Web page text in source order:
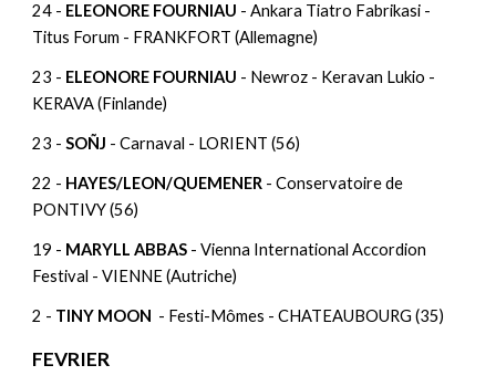
24 - ELEONORE FOURNIAU - Ankara Tiatro Fabrikasi -
Titus Forum - FRANKFORT (Allemagne)
23 - ELEONORE FOURNIAU - Newroz - Keravan Lukio -
KERAVA (Finlande)
23 -SOÑJ - Carnaval - LORIENT (56)
22 - HAYES/LEON/QUEMENER - Conservatoire de
PONTIVY (56)
19 - MARYLL ABBAS - Vienna International Accordion
Festival - VIENNE (Autriche)
2 - TINY MOON - Festi-Mômes - CHATEAUBOURG (35)
FEVRIER